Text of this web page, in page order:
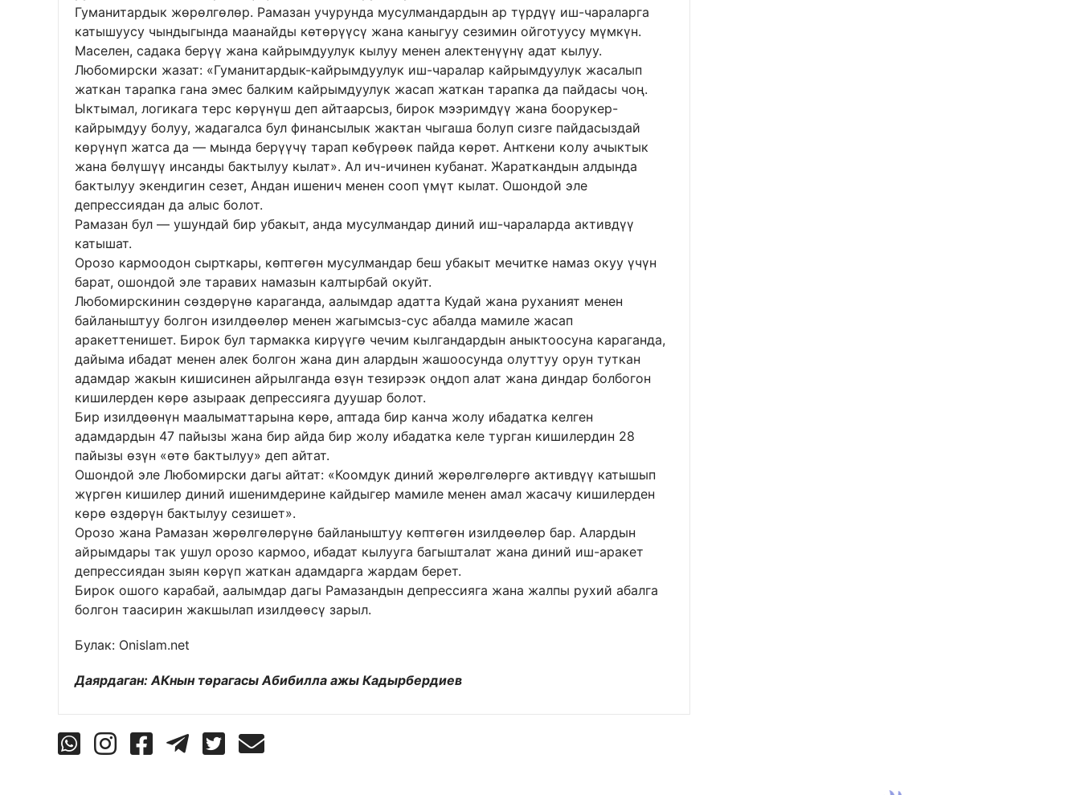
Гуманитардык жөрөлгөлөр. Рамазан учурунда мусулмандардын ар түрдүү иш-чараларга
катышуусу чындыгында маанайды көтөрүүсү жана каныгуу сезимин ойготуусу мүмкүн.
Маселен, садака берүү жана кайрымдуулук кылуу менен алектенүүнү адат кылуу.
Любомирски жазат: «Гуманитардык-кайрымдуулук иш-чаралар кайрымдуулук жасалып
жаткан тарапка гана эмес балким кайрымдуулук жасап жаткан тарапка да пайдасы чоң.
Ыктымал, логикага терс көрүнүш деп айтаарсыз, бирок мээримдүү жана боорукер-
кайрымдуу болуу, жадагалса бул финансылык жактан чыгаша болуп сизге пайдасыздай
көрүнүп жатса да — мында берүүчү тарап көбүрөөк пайда көрөт. Анткени колу ачыктык
жана бөлүшүү инсанды бактылуу кылат». Ал ич-ичинен кубанат. Жараткандын алдында
бактылуу экендигин сезет, Андан ишенич менен сооп үмүт кылат. Ошондой эле
депрессиядан да алыс болот.
Рамазан бул — ушундай бир убакыт, анда мусулмандар диний иш-чараларда активдүү
катышат.
Орозо кармоодон сырткары, көптөгөн мусулмандар беш убакыт мечитке намаз окуу үчүн
барат, ошондой эле таравих намазын калтырбай окуйт.
Любомирскинин сөздөрүнө караганда, аалымдар адатта Кудай жана руханият менен
байланыштуу болгон изилдөөлөр менен жагымсыз-сус абалда мамиле жасап
аракеттенишет. Бирок бул тармакка кирүүгө чечим кылгандардын аныктоосуна караганда,
дайыма ибадат менен алек болгон жана дин алардын жашоосунда олуттуу орун туткан
адамдар жакын кишисинен айрылганда өзүн тезирээк оңдоп алат жана диндар болбогон
кишилерден көрө азыраак депрессияга дуушар болот.
Бир изилдөөнүн маалыматтарына көрө, аптада бир канча жолу ибадатка келген
адамдардын 47 пайызы жана бир айда бир жолу ибадатка келе турган кишилердин 28
пайызы өзүн «өтө бактылуу» деп айтат.
Ошондой эле Любомирски дагы айтат: «Коомдук диний жөрөлгөлөргө активдүү катышып
жүргөн кишилер диний ишенимдерине кайдыгер мамиле менен амал жасачу кишилерден
көрө өздөрүн бактылуу сезишет».
Орозо жана Рамазан жөрөлгөлөрүнө байланыштуу көптөгөн изилдөөлөр бар. Алардын
айрымдары так ушул орозо кармоо, ибадат кылууга багышталат жана диний иш-аракет
депрессиядан зыян көрүп жаткан адамдарга жардам берет.
Бирок ошого карабай, аалымдар дагы Рамазандын депрессияга жана жалпы рухий абалга
болгон таасирин жакшылап изилдөөсү зарыл.
Булак: Onislam.net
Даярдаган: АКнын төрагасы Абибилла ажы Кадырбердиев